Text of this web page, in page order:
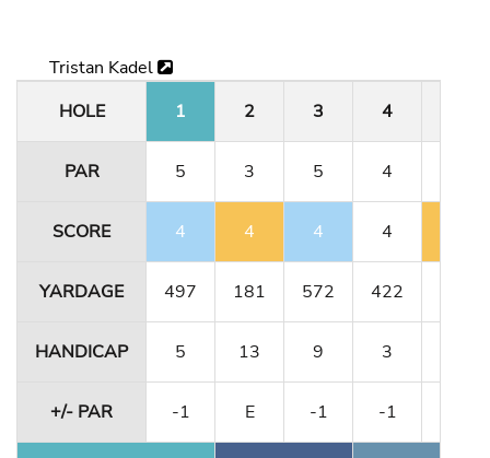
Tristan Kadel
HOLE
1 2 3 4
PAR 5 3 5 4
SCORE 4 4 4 4
YARDAGE 497 181 572 422
HANDICAP 5 13 9 3
+/- PAR -1 E -1 -1